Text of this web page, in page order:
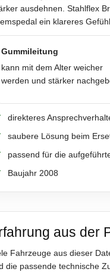
ausdehnen. Stahlflex
ein klareres Gefühl.
Gummileitung
kann mit dem Alter weicher
werden und stärker
direkteres
saubere Lösung beim
passend für die
Baujahr 2008
aus der
Fahrzeuge aus dieser
die passende technische